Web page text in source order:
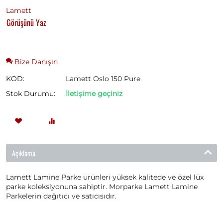
Lamett
Görüşünü Yaz
Bize Danışın
KOD:
Lamett Oslo 150 Pure
Stok Durumu:
İletişime geçiniz
Açıklama
Lamett Lamine Parke ürünleri yüksek kalitede ve özel lüx
parke koleksiyonuna sahiptir. Morparke Lamett Lamine
Parkelerin dağıtıcı ve satıcısıdır.